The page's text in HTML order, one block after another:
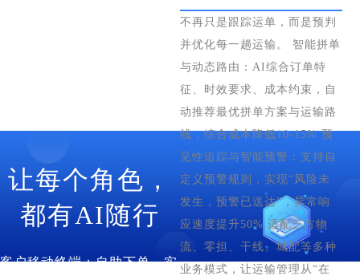
不再只是跟踪运单，而是预判
并优化每一趟运输。 智能拼单
与动态路由：AI综合订单特
征、时效要求、成本约束，自
动推荐最优拼单方案与运输路
线，综合成本降低10-15% 预
见性追踪与智能预警：支持自
定义预警规则，实现“风险未
发生，预警已送达”，异常响
应速度提升50% 适配三方物
流、零担、干线、城配等多种
业务模式，让运输管理从“在
让每个角色，
都有AI随行
客户移动终端：自助下单、实